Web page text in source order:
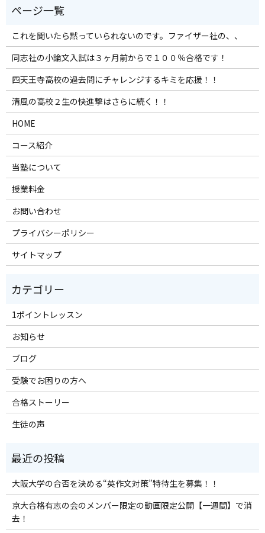
これを聞いたら黙っていられないのです。ファイザー社の、、
同志社の小論文入試は３ヶ月前からで１００％合格です！
四天王寺高校の過去問にチャレンジするキミを応援！！
清風の高校２生の快進撃はさらに続く！！
HOME
コース紹介
当塾について
授業料金
お問い合わせ
プライバシーポリシー
サイトマップ
1ポイントレッスン
お知らせ
ブログ
受験でお困りの方へ
合格ストーリー
生徒の声
大阪大学の合否を決める“英作文対策”特待生を募集！！
京大合格有志の会のメンバー限定の動画限定公開【一週間】で消
去！